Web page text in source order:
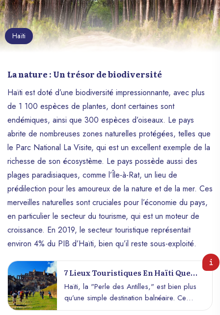
Haïti
La nature : Un trésor de biodiversité
Haïti est doté d’une biodiversité impressionnante, avec plus
de 1 100 espèces de plantes, dont certaines sont
endémiques, ainsi que 300 espèces d’oiseaux. Le pays
abrite de nombreuses zones naturelles protégées, telles que
le Parc National La Visite, qui est un excellent exemple de la
richesse de son écosystème. Le pays possède aussi des
plages paradisiaques, comme l’Île-à-Rat, un lieu de
prédilection pour les amoureux de la nature et de la mer. Ces
merveilles naturelles sont cruciales pour l’économie du pays,
en particulier le secteur du tourisme, qui est un moteur de
croissance. En 2019, le secteur touristique représentait
environ 4% du PIB d’Haïti, bien qu’il reste sous-exploité.
7 Lieux Touristiques En Haïti Que
Vous Devez Absolument Visiter
Haïti, la "Perle des Antilles," est bien plus
qu’une simple destination balnéaire. Ce
pays regorge de sites historiques, naturels